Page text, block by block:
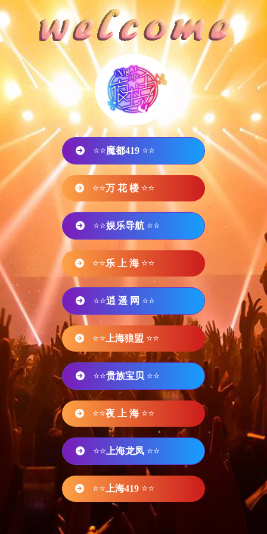
⭐⭐魔都419 ⭐⭐
⭐⭐万 花 楼 ⭐⭐
⭐⭐娱乐导航 ⭐⭐
⭐⭐乐 上 海 ⭐⭐
⭐⭐逍 遥 网 ⭐⭐
⭐⭐ 上海狼盟 ⭐⭐
⭐⭐贵族宝贝 ⭐⭐
⭐⭐夜 上 海 ⭐⭐
⭐⭐ 上海龙凤 ⭐⭐
⭐⭐ 上海419 ⭐⭐